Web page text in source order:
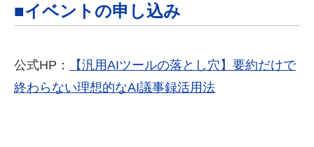
■イベントの申し込み
公式HP：
【汎用AIツールの落とし穴】要約だけで
終わらない理想的なAI議事録活用法